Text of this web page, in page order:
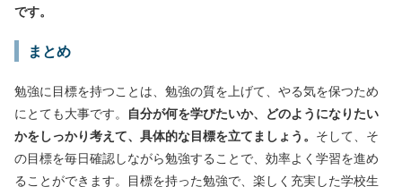
です。
まとめ
勉強に目標を持つことは、勉強の質を上げて、やる気を保つため
にとても大事です。
自分が何を学びたいか、どのようになりたい
かをしっかり考えて、具体的な目標を立てましょう。 そして、そ
の目標を毎日確認しながら勉強することで、効率よく学習を進め
ることができます。目標を持った勉強で、楽しく充実した学校生